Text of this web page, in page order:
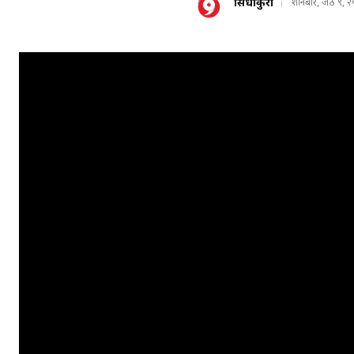
सिधाकुरा शनिबार, जेठ ९,